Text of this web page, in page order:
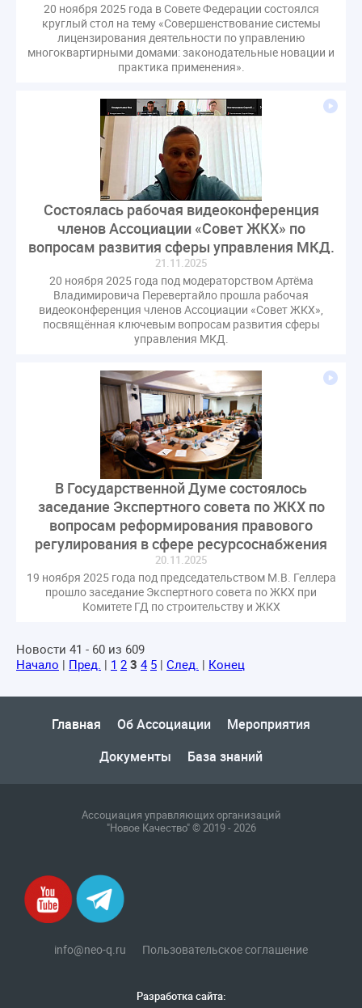
20 ноября 2025 года в Совете Федерации состоялся
круглый стол на тему «Совершенствование системы
лицензирования деятельности по управлению
многоквартирными домами: законодательные новации и
практика применения».
Состоялась рабочая видеоконференция
членов Ассоциации «Совет ЖКХ» по
вопросам развития сферы управления МКД.
21.11.2025
20 ноября 2025 года под модераторством Артёма
Владимировича Перевертайло прошла рабочая
видеоконференция членов Ассоциации «Совет ЖКХ»,
посвящённая ключевым вопросам развития сферы
управления МКД.
В Государственной Думе состоялось
заседание Экспертного совета по ЖКХ по
вопросам реформирования правового
регулирования в сфере ресурсоснабжения
20.11.2025
19 ноября 2025 года под председательством М.В. Геллера
прошло заседание Экспертного совета по ЖКХ при
Комитете ГД по строительству и ЖКХ
Новости 41 - 60 из 609
Начало | Пред. | 1 2 3 4 5 | След. | Конец
Главная Об Ассоциации
Мероприятия
Документы
База знаний
Ассоциация управляющих организаций
"Новое Качество" © 2019 - 2026
info@neo-q.ru Пользовательское соглашение
Разработка сайта: